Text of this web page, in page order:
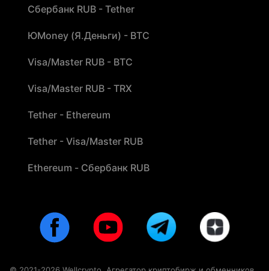
Сбербанк RUB - Tether
ЮMoney (Я.Деньги) - BTC
Visa/Master RUB - BTC
Visa/Master RUB - TRX
Tether - Ethereum
Tether - Visa/Master RUB
Ethereum - Сбербанк RUB